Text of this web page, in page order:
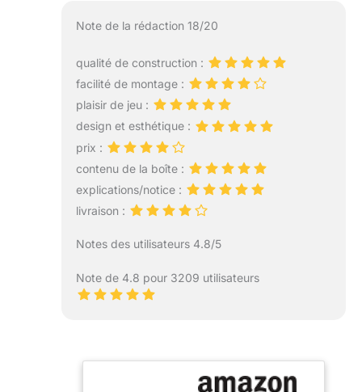
Note de la rédaction 18/20
qualité de construction :
facilité de montage :
plaisir de jeu :
design et esthétique :
prix :
contenu de la boîte :
explications/notice :
livraison :
Notes des utilisateurs 4.8/5
Note de 4.8 pour 3209 utilisateurs